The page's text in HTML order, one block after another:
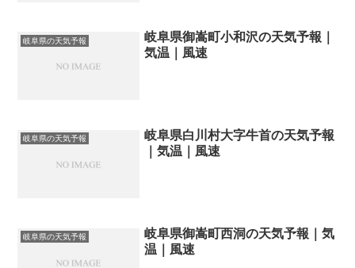
岐阜県の天気予報
岐阜県御嵩町小和沢の天気予報｜
気温｜風速
岐阜県の天気予報
岐阜県白川村大字牛首の天気予報
｜気温｜風速
岐阜県の天気予報
岐阜県御嵩町西洞の天気予報｜気
温｜風速